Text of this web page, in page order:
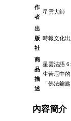
作
者
星雲大師
出
版
社
時報文化
商
品
描
述
星雲法語
生苦厄中
「佛法鑰
內容簡介